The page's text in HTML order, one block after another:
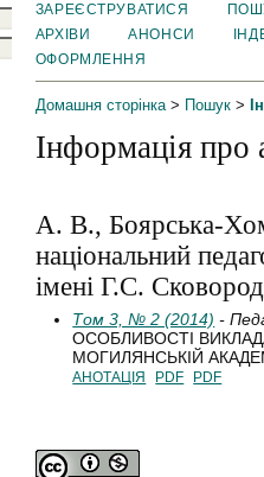
ЗАРЕЄСТРУВАТИСЯ
АРХІВИ
АНОНСИ
ОФОРМЛЕННЯ
Домашня сторінка> Пошук>
Інформація про
А. В., Боярська-
національний
імені Г.С.
Том 3, № 2 (2014) -
ОСОБЛИВОСТІ
МОГИЛЯНСЬКІЙ
АНОТАЦІЯ PDF PDF